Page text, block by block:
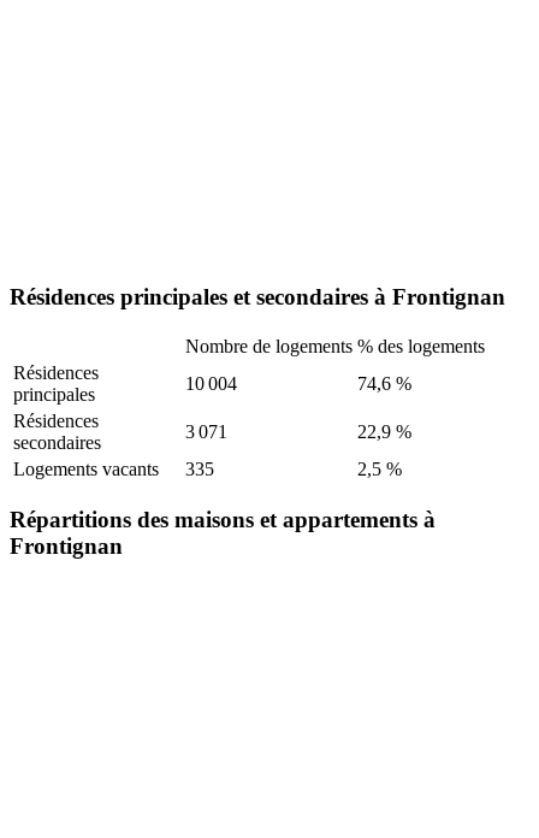
Résidences principales et secondaires à Frontignan
Nombre de logements % des logements
Résidences
principales
10 004
74,6 %
Résidences
secondaires
3 071
22,9 %
Logements vacants
335 2,5 %
Répartitions des maisons et appartements à
Frontignan